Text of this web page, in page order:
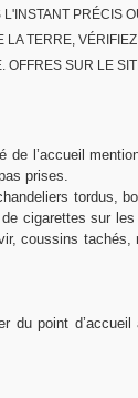
PRÉCIS
LA TERRE,
OFFRES SUR LE
l’accueil
prises.
tordus,
cigarettes sur
coussins
du point